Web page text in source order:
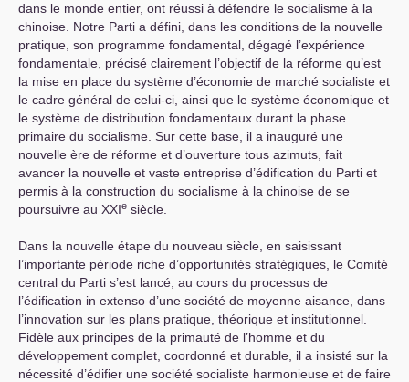
dans le monde entier, ont réussi à défendre le socialisme à la
chinoise. Notre Parti a défini, dans les conditions de la nouvelle
pratique, son programme fondamental, dégagé l’expérience
fondamentale, précisé clairement l’objectif de la réforme qu’est
la mise en place du système d’économie de marché socialiste et
le cadre général de celui-ci, ainsi que le système économique et
le système de distribution fondamentaux durant la phase
primaire du socialisme. Sur cette base, il a inauguré une
nouvelle ère de réforme et d’ouverture tous azimuts, fait
avancer la nouvelle et vaste entreprise d’édification du Parti et
permis à la construction du socialisme à la chinoise de se
poursuivre au XXIe siècle.
Dans la nouvelle étape du nouveau siècle, en saisissant
l’importante période riche d’opportunités stratégiques, le Comité
central du Parti s’est lancé, au cours du processus de
l’édification in extenso d’une société de moyenne aisance, dans
l’innovation sur les plans pratique, théorique et institutionnel.
Fidèle aux principes de la primauté de l’homme et du
développement complet, coordonné et durable, il a insisté sur la
nécessité d’édifier une société socialiste harmonieuse et de faire